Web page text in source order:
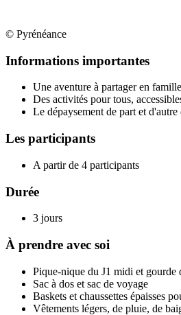
© Pyrénéance
Informations importantes
Une aventure à partager en
Des activités pour tous,
Le dépaysement de part et
Les participants
A partir de 4 participants
Durée
3 jours
À prendre avec soi
Pique-nique du J1 midi et
Sac à dos et sac de voyage
Baskets et chaussettes épaisses
Vêtements légers, de pluie, de